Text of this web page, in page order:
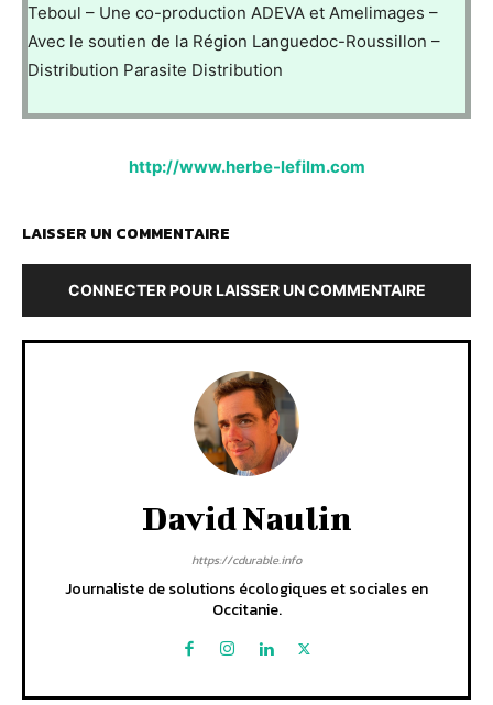
Teboul – Une co-production ADEVA et Amelimages –
Avec le soutien de la Région Languedoc-Roussillon –
Distribution Parasite Distribution
http://www.herbe-lefilm.com
LAISSER UN COMMENTAIRE
CONNECTER POUR LAISSER UN COMMENTAIRE
David Naulin
https://cdurable.info
Journaliste de solutions écologiques et sociales en
Occitanie.